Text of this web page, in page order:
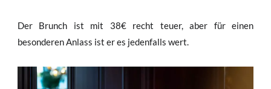
Der Brunch ist mit 38€ recht teuer, aber für einen
besonderen Anlass ist er es jedenfalls wert.